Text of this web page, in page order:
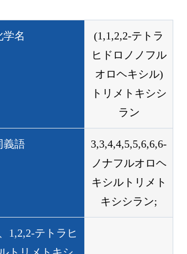
学名
(1,1,2,2-テトラ
ヒドロノノフル
オロヘキシル)
トリメトキシシ
ラン
義語
3,3,4,4,5,5,6,6,6-
ノナフルオロヘ
キシルトリメト
キシシラン;
1,2,2-テトラヒ